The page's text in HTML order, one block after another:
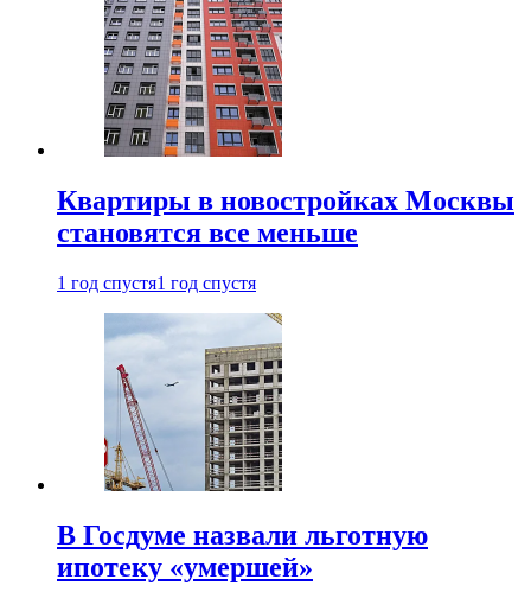
Квартиры в новостройках Москвы
становятся все меньше
1 год спустя1 год спустя
В Госдуме назвали льготную
ипотеку «умершей»